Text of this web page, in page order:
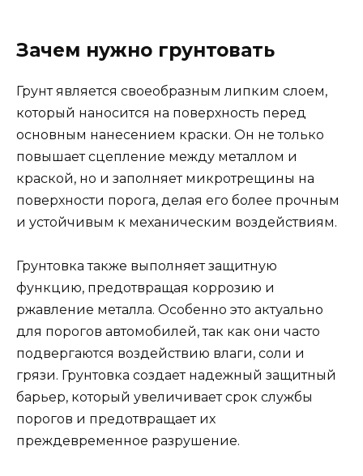
Зачем нужно грунтовать
Грунт является своеобразным липким слоем,
который наносится на поверхность перед
основным нанесением краски. Он не только
повышает сцепление между металлом и
краской, но и заполняет микротрещины на
поверхности порога, делая его более прочным
и устойчивым к механическим воздействиям.
Грунтовка также выполняет защитную
функцию, предотвращая коррозию и
ржавление металла. Особенно это актуально
для порогов автомобилей, так как они часто
подвергаются воздействию влаги, соли и
грязи. Грунтовка создает надежный защитный
барьер, который увеличивает срок службы
порогов и предотвращает их
преждевременное разрушение.